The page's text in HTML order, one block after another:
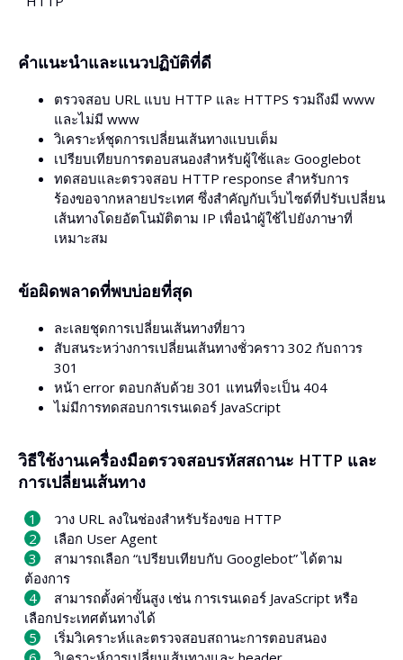
คำแนะนำและแนวปฏิบัติที่ดี
ตรวจสอบ URL แบบ HTTP และ HTTPS รวมถึงมี www
และไม่มี www
วิเคราะห์ชุดการเปลี่ยนเส้นทางแบบเต็ม
เปรียบเทียบการตอบสนองสำหรับผู้ใช้และ Googlebot
ทดสอบและตรวจสอบ HTTP response สำหรับการ
ร้องขอจากหลายประเทศ ซึ่งสำคัญกับเว็บไซต์ที่ปรับเปลี่ยน
เส้นทางโดยอัตโนมัติตาม IP เพื่อนำผู้ใช้ไปยังภาษาที่
เหมาะสม
ข้อผิดพลาดที่พบบ่อยที่สุด
ละเลยชุดการเปลี่ยนเส้นทางที่ยาว
สับสนระหว่างการเปลี่ยนเส้นทางชั่วคราว 302 กับถาวร
301
หน้า error ตอบกลับด้วย 301 แทนที่จะเป็น 404
ไม่มีการทดสอบการเรนเดอร์ JavaScript
วิธีใช้งานเครื่องมือตรวจสอบรหัสสถานะ HTTP และ
การเปลี่ยนเส้นทาง
วาง URL ลงในช่องสำหรับร้องขอ HTTP
เลือก User Agent
สามารถเลือก “เปรียบเทียบกับ Googlebot” ได้ตาม
ต้องการ
สามารถตั้งค่าขั้นสูง เช่น การเรนเดอร์ JavaScript หรือ
เลือกประเทศต้นทางได้
เริ่มวิเคราะห์และตรวจสอบสถานะการตอบสนอง